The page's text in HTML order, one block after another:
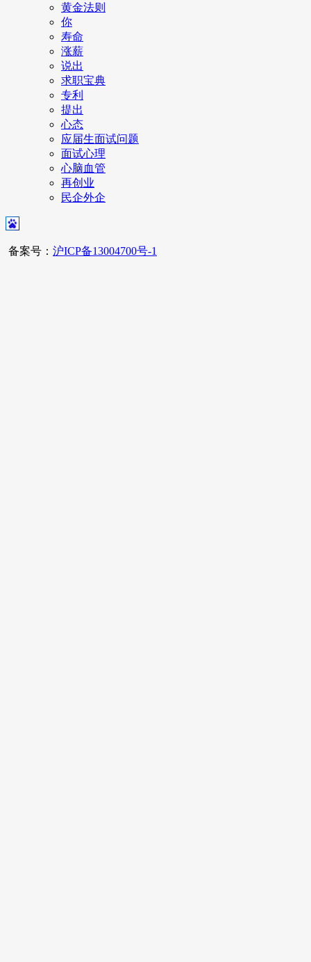
黄金法则
你
寿命
涨薪
说出
求职宝典
专利
提出
心态
应届生面试问题
面试心理
心脑血管
再创业
民企外企
备案号： 沪ICP备13004700号-1